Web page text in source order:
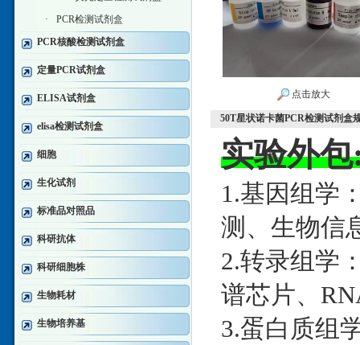
·
PCR检测试剂盒
PCR核酸检测试剂盒
定量PCR试剂盒
ELISA试剂盒
elisa检测试剂盒
细胞
生化试剂
标准品对照品
科研抗体
科研细胞株
生物耗材
生物培养基
点击放大
50T星状诺卡菌PCR检测试剂盒
实验外
1.基因组学
测、生物信
2.转录组学
谱芯片、
3.蛋白质组